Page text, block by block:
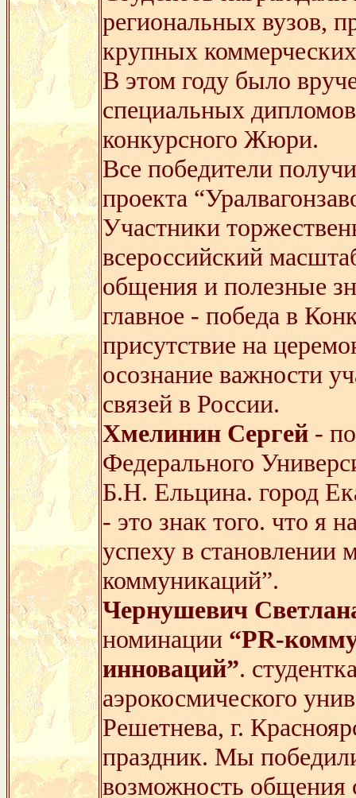
региональных вузов,
крупных
В этом году было
специальных
конкурсного Жюри.
Все победители
проекта
Участники
всероссийский
общения и полезные
главное - победа в
присутствие на
осознание важности
связей в России.
Хмелинин Сергей -
Федерального
Б.Н. Ельцина. город
- это знак того. что я
успеху в становлении
коммуникаций”.
Чернушевич
номинации “PR-
инноваций”.
аэрокосмического
Решетнева, г.
праздник. Мы
возможность общения